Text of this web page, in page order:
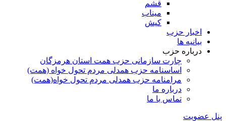
قشم
میناب
کیش
اخبار حزب
بیانیه ها
درباره حزب
چارت سازمانی حزب همت استان هرمزگان
اساسنامه حزب همدلی مردم تحول خواه (همت)
مرامنامه حزب همدلی مردم تحول خواه(همت)
درباره ما
تماس با ما
پنل عضویت